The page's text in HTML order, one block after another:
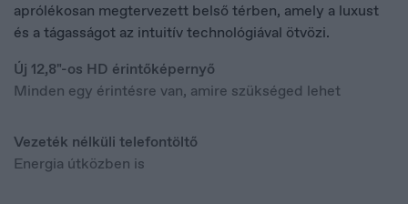
Europe
English
aprólékosan megtervezett belső térben, amely a luxust
és a tágasságot az intuitív technológiával ötvözi.
Új 12,8"-os HD érintőképernyő
Minden egy érintésre van, amire szükséged lehet
Vezeték nélküli telefontöltő
Energia útközben is